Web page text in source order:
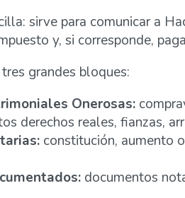
sirve para comunicar a
y, si corresponde,
grandes bloques:
Onerosas:
derechos reales, fianzas,
constitución, aumento
documentos